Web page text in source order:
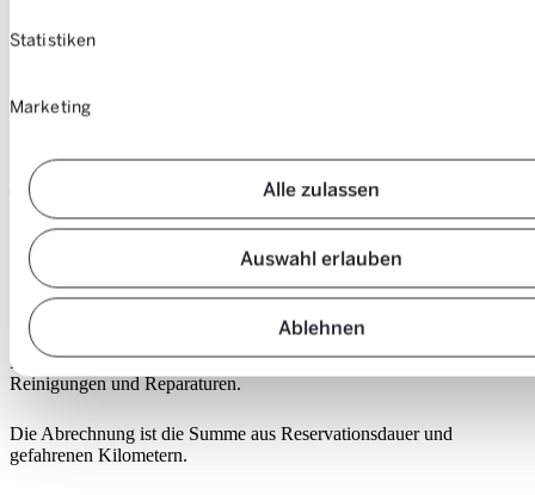
Statistiken
Marketing
Alle zulassen
Auswahl erlauben
Ablehnen
Fahrzeugkategorien und Tarife
Die Fahrtarife hängen von der gewählten Fahrzeug-Kategorie ab.
Darin enthalten ist: Tanken, Aufladen (E-Autos),
Motorfahrzeugsteuern, Versicherungen, Service, Pneus,
Reinigungen und Reparaturen.
Die Abrechnung ist die Summe aus Reservationsdauer und
gefahrenen Kilometern.